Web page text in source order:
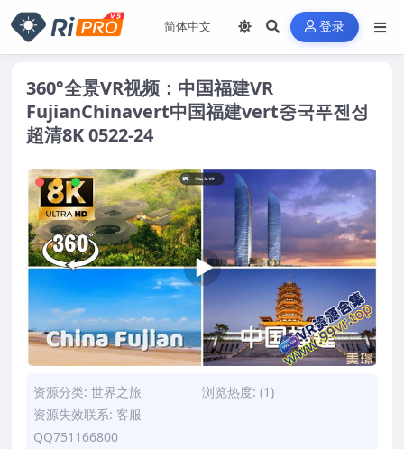
登录
360°全景VR视频：中国福建VR
FujianChinavert中国福建vert중국푸젠성
超清8K 0522-24
资源分类: 世界之旅
浏览热度: (1)
资源失效联系: 客服
QQ751166800